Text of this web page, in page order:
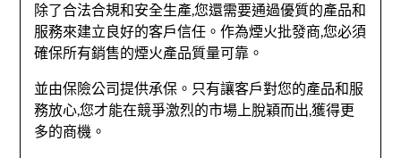
除了合法合規和安全生產,您還需要通過優質的產品和
服務來建立良好的客戶信任。作為煙火批發商,您必須
確保所有銷售的煙火產品質量可靠。
並由保險公司提供承保。只有讓客戶對您的產品和服
務放心,您才能在競爭激烈的市場上脫穎而出,獲得更
多的商機。